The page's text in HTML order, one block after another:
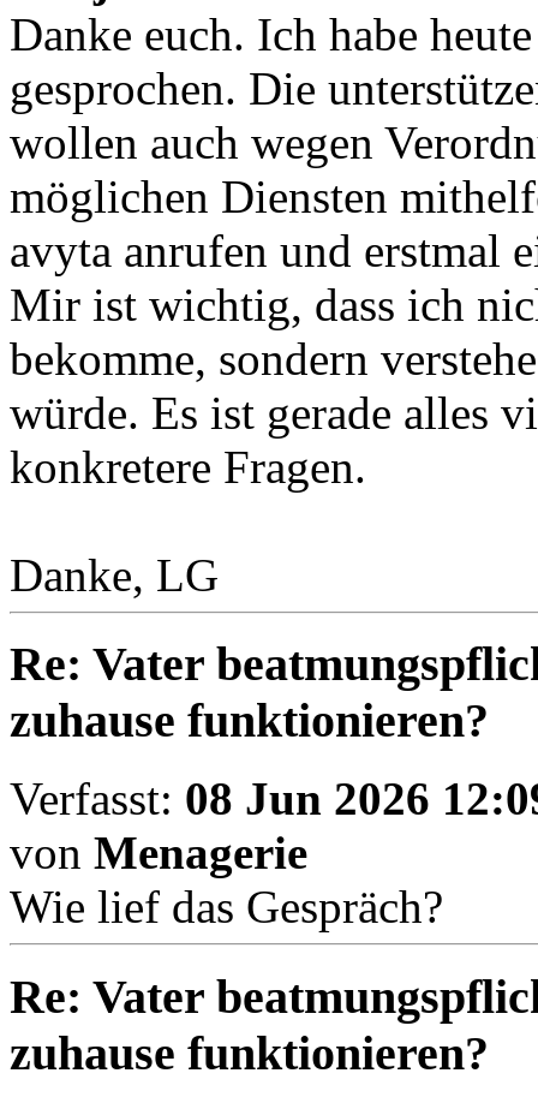
Danke euch. Ich habe
gesprochen. Die
wollen auch wegen
möglichen Diensten
avyta anrufen und erstmal
Mir ist wichtig, dass ich
bekomme, sondern
würde. Es ist gerade alles
konkretere Fragen.
Danke, LG
Re: Vater
zuhause funktionieren?
Verfasst: 08 Jun 2026
von Menagerie
Wie lief das Gespräch?
Re: Vater
zuhause funktionieren?